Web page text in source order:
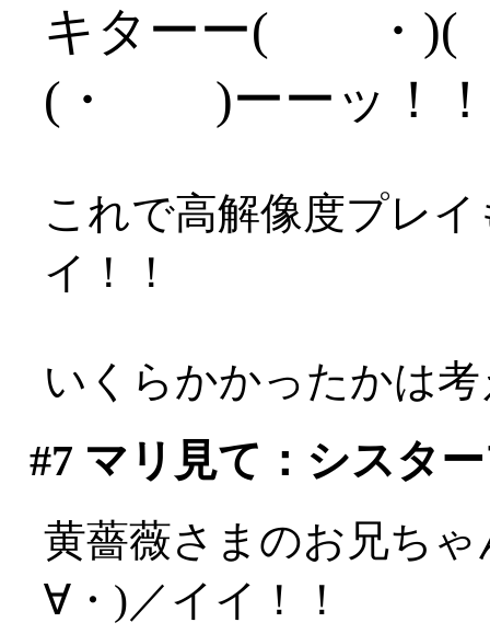
キターー( ・)(
(・ )ーーッ！！
これで高解像度プレ
イ！！
いくらかかったかは
#7 マリ見て：シスタ
黄薔薇さまのお兄ち
∀・)／イイ！！